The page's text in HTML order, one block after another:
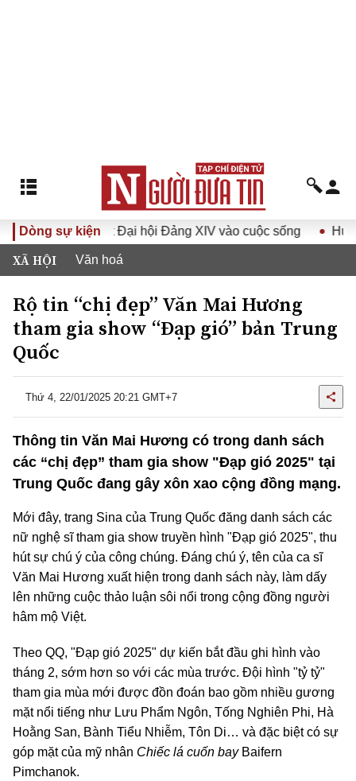
Dòng sự kiện
Nghị quyết Đại hội Đảng XIV vào cuộc sống Hướng tới
XÃ HỘI Văn hoá
Rộ tin “chị đẹp” Văn Mai Hương
tham gia show “Đạp gió” bản Trung
Quốc
Thứ 4, 22/01/2025 20:21 GMT+7
Thông tin Văn Mai Hương có trong danh sách
các “chị đẹp” tham gia show "Đạp gió 2025" tại
Trung Quốc đang gây xôn xao cộng đồng mạng.
Mới đây, trang Sina của Trung Quốc đăng danh sách các
nữ nghệ sĩ tham gia show truyền hình "Đạp gió 2025", thu
hút sự chú ý của công chúng. Đáng chú ý, tên của ca sĩ
Văn Mai Hương xuất hiện trong danh sách này, làm dấy
lên những cuộc thảo luận sôi nổi trong cộng đồng người
hâm mộ Việt.
Theo QQ, "Đạp gió 2025" dự kiến bắt đầu ghi hình vào
tháng 2, sớm hơn so với các mùa trước. Đội hình "tỷ tỷ"
tham gia mùa mới được đồn đoán bao gồm nhiều gương
mặt nổi tiếng như Lưu Phẩm Ngôn, Tống Nghiên Phi, Hà
Hoằng San, Bành Tiểu Nhiễm, Tôn Di… và đặc biệt có sự
góp mặt của mỹ nhân Chiếc lá cuốn bayBaifern
Pimchanok.